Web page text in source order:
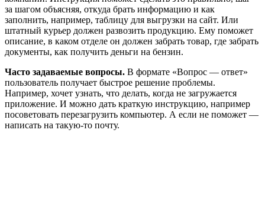
за шагом объясняя, откуда брать информацию и как
заполнить, например, таблицу для выгрузки на сайт. Или
штатный курьер должен развозить продукцию. Ему поможет
описание, в каком отделе он должен забрать товар, где забрать
документы, как получить деньги на бензин.
Часто задаваемые вопросы. В формате «Вопрос — ответ»
пользователь получает быстрое решение проблемы.
Например, хочет узнать, что делать, когда не загружается
приложение. И можно дать краткую инструкцию, например
посоветовать перезагрузить компьютер. А если не поможет —
написать на такую-то почту.